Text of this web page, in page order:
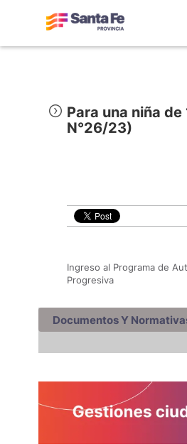
Para una niña de
N°26/23)
Ingreso al Programa de
Progresiva
Documentos Y